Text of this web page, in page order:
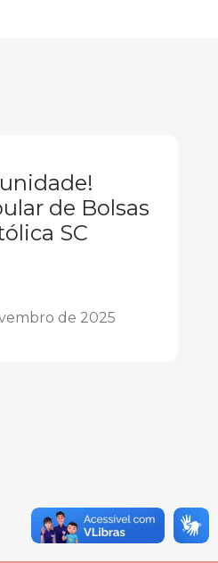
de Bolsas
SC
de 2025